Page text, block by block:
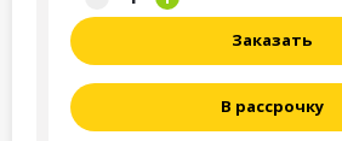
Заказать
В рассрочку